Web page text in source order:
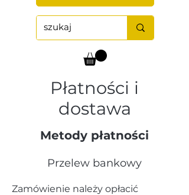
Płatności i
dostawa
Metody płatności
Przelew bankowy
Zamówienie należy opłacić